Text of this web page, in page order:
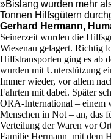
»Bislang wurden mehr
Tonnen Hilfsgütern
Gerhard Hermann,
Seinerzeit wurden die
Wiesenau gelagert. Richtig
Hilfstransporten ging es ab
wurden mit Unterstützung
Immer wieder, vor allem
Fahrten mit dabei. Später
ORA-International – einem
Menschen in Not – an, das
Verteilung der Waren vor
Familie Hermann mit dem